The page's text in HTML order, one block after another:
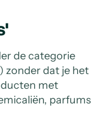
de categorie
zonder dat je het
met
parfums